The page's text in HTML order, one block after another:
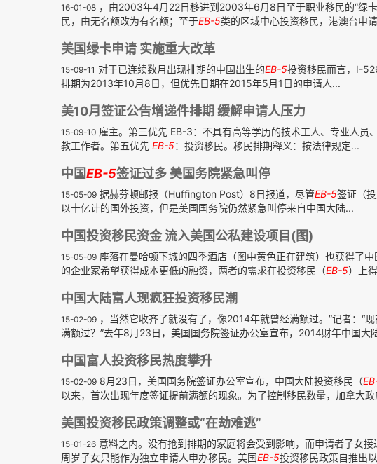
16-01-08 ，由2003年4月22日移进到2003年6月8日至于职业移民的“绿
民，由无名额改为有名额；至于EB-5类的区域中心投资移民，港澳台申
美国绿卡申请 实施重大改革
15-09-11 对于已连续数月出现排期的中国出生的EB-5投资移民而言，I-
排期为2013年10月8日，但优先日期在2015年5月1日的申请人...
美10月签证公告增递件排期 缓解申请人压力
15-09-10 雇主。第三优先 EB-3：不具有高等学历的技术工人、专业人
教工作者。第五优先 EB-5：投资移民。移民排期释义：按法律规定...
中国EB-5签证过多 美国务院紧急叫停
15-05-09 据赫芬顿邮报（Huffington Post）8日报道，尽管EB-5签证（
以十亿计的国外投资，但是美国国务院仍然紧急叫停来自中国大陆...
中国投资移民资金 流入美国公私建设项目(图)
15-05-09 座落在曼哈顿下城的四季酒店（图中黄色正在建筑）也获得了
的企业家希望获得成本更低的融资，两者的需求在投资移民（EB-5）上
中国大陆富人现疯狂投资移民潮
15-02-09 ，当然它收齐了就没有了，像2014年就曾经满额过。”记者：“
满额过？”去年8月23日，美国国务院签证办公室宣布，2014财年中国大
中国富人投资移民热度攀升
15-02-09 8月23日，美国国务院签证办公室宣布，中国大陆投资移民（
以来，首次出现年度签证提前满额的现象。为了控制移民数量，加拿大
美国投资移民政策调整或“在劫难逃”
15-01-26 意料之内。没有抢到排期的家庭将会受到影响，而申请者子女
周岁子女只能作为独立申请人申办移民。美国EB-5投资移民政策自推出